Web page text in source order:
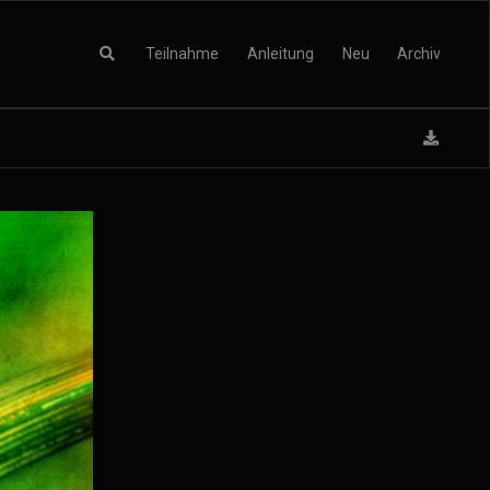
Teilnahme Anleitung Neu Archiv